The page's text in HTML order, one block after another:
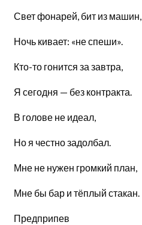
Свет фонарей, бит из машин,
Ночь кивает: «не спеши».
Кто-то гонится за завтра,
Я сегодня — без контракта.
В голове не идеал,
Но я честно задолбал.
Мне не нужен громкий план,
Мне бы бар и тёплый стакан.
Предприпев